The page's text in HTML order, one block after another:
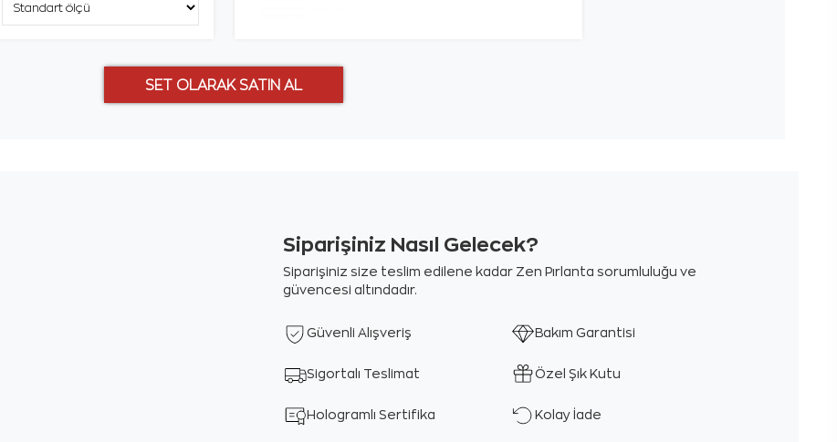
Siparişiniz Nasıl Gelecek?
Siparişiniz size teslim edilene kadar Zen Pırlanta sorumluluğu ve
güvencesi altındadır.
Güvenli Alışveriş Bakım Garantisi
Sigortalı Teslimat Özel Şık Kutu
Hologramlı Sertifika Kolay İade